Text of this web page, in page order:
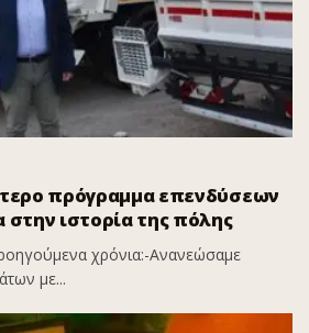
πρόγραμμα επενδύσεων
στην ιστορία της πόλης
χρόνια:-Ανανεώσαμε
με...